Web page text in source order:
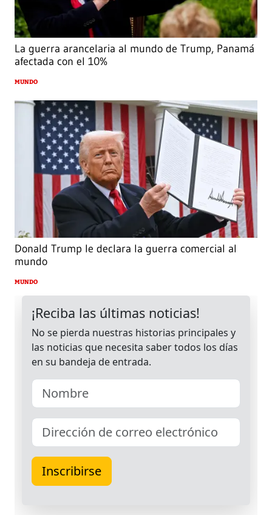
La guerra arancelaria al mundo de Trump, Panamá
afectada con el 10%
MUNDO
Donald Trump le declara la guerra comercial al
mundo
MUNDO